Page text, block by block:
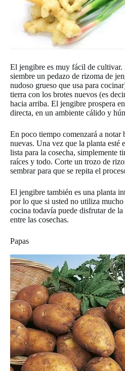
El jengibre es muy fácil de cultivar.
siembre un pedazo de rizoma de
nudoso grueso que usa para
tierra con los brotes nuevos (es
hacia arriba. El jengibre prospera
directa, en un ambiente cálido y
En poco tiempo comenzará a notar
nuevas. Una vez que la planta esté
lista para la cosecha, simplemente
raíces y todo. Corte un trozo de
sembrar para que se repita el
El jengibre también es una planta
por lo que si usted no utiliza mucho
cocina todavía puede disfrutar de la
entre las cosechas.
Papas